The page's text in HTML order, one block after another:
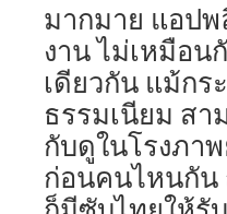
มากมาย แอปพ
งาน ไม่เหมือน
เดียวกัน แม้กร
ธรรมเนียม สา
กับดูในโรงภา
ก่อนคนไหนกัน